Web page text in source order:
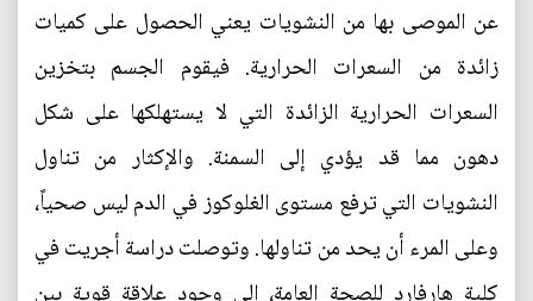
عن الموصى بها من النشويات يعني الحصول على كميات
زائدة من السعرات الحرارية. فيقوم الجسم بتخزين
السعرات الحرارية الزائدة التي لا يستهلكها على شكل
دهون مما قد يؤدي إلى السمنة. والإكثار من تناول
النشويات التي ترفع مستوى الغلوكوز في الدم ليس صحياً،
وعلى المرء أن يحد من تناولها. وتوصلت دراسة أجريت في